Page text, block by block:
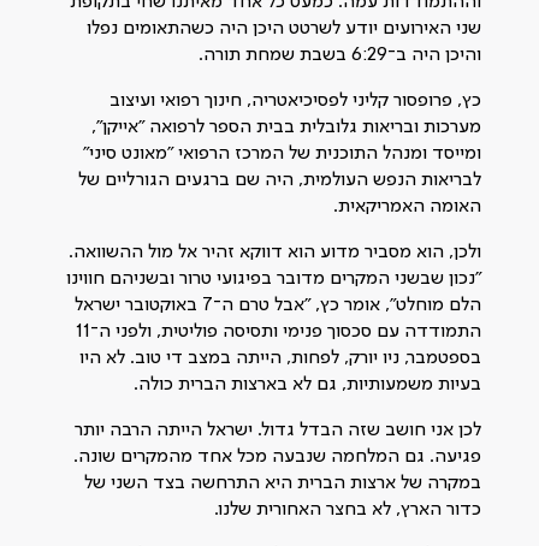
שני האירועים יודע לשרטט היכן היה כשהתאומים נפלו
והיכן היה ב־6:29 בשבת שמחת תורה.
כץ, פרופסור קליני לפסיכיאטריה, חינוך רפואי ועיצוב
מערכות ובריאות גלובלית בבית הספר לרפואה "אייקן",
ומייסד ומנהל התוכנית של המרכז הרפואי "מאונט סיני"
לבריאות הנפש העולמית, היה שם ברגעים הגורליים של
האומה האמריקאית.
ולכן, הוא מסביר מדוע הוא דווקא זהיר אל מול ההשוואה.
"נכון שבשני המקרים מדובר בפיגועי טרור ובשניהם חווינו
הלם מוחלט", אומר כץ, "אבל טרם ה־7 באוקטובר ישראל
התמודדה עם סכסוך פנימי ותסיסה פוליטית, ולפני ה־11
בספטמבר, ניו יורק, לפחות, הייתה במצב די טוב. לא היו
בעיות משמעותיות, גם לא בארצות הברית כולה.
לכן אני חושב שזה הבדל גדול. ישראל הייתה הרבה יותר
פגיעה. גם המלחמה שנבעה מכל אחד מהמקרים שונה.
במקרה של ארצות הברית היא התרחשה בצד השני של
כדור הארץ, לא בחצר האחורית שלנו.